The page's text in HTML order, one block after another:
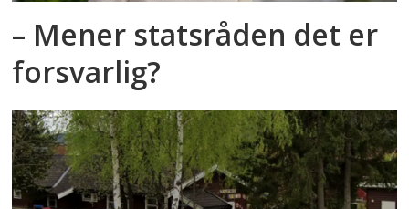
– Mener statsråden det er
forsvarlig?